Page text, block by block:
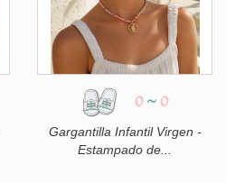
0 ~ 0
Gargantilla Infantil Virgen -
Estampado de...